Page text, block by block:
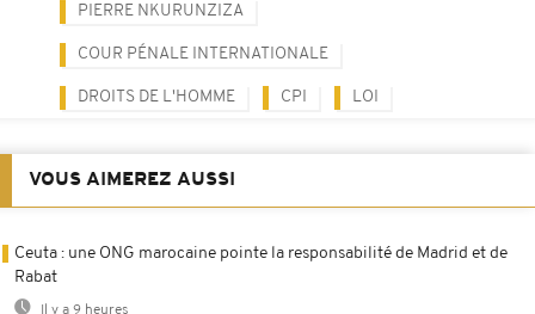
PIERRE NKURUNZIZA
COUR PÉNALE INTERNATIONALE
DROITS DE L'HOMME CPI LOI
VOUS AIMEREZ AUSSI
Ceuta : une ONG marocaine pointe la responsabilité de Madrid et de
Rabat
Il y a 9 heures